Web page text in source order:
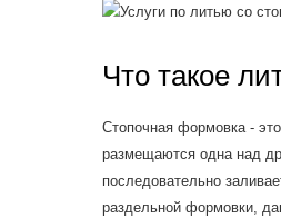
Что такое
Стопочная формовка -
размещаются одна над
последовательно
раздельной формовки,